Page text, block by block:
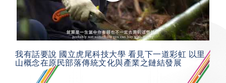
我有話要說 國立虎尾科技大學 看見下一道彩虹 以里
山概念在原民部落傳統文化與產業之鏈結發展